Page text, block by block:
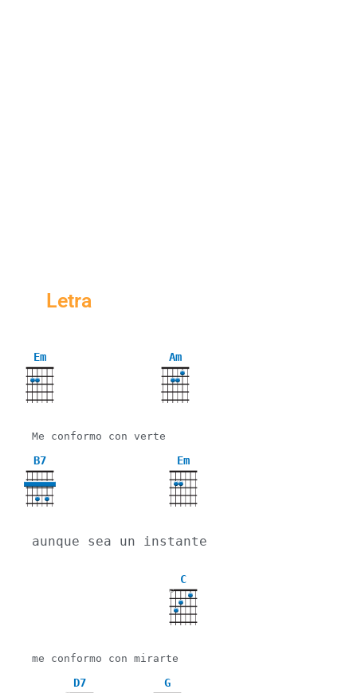
Letra
Em Am
Me conformo con verte
B7 Em
aunque sea un instante
C
X
me conformo con mirarte
D7 G